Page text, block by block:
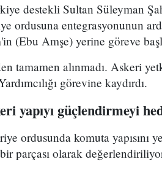
destekli Sultan Süleyman
ordusuna entegrasyonunun
(Ebu Amşe) yerine göreve
tamamen alınmadı. Askeri
görevine kaydırdı.
yapıyı güçlendirmeyi
ordusunda komuta yapısını
parçası olarak